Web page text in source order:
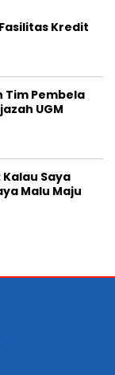
Kredit
Tim Pembela
UGM
Saya
Malu Maju